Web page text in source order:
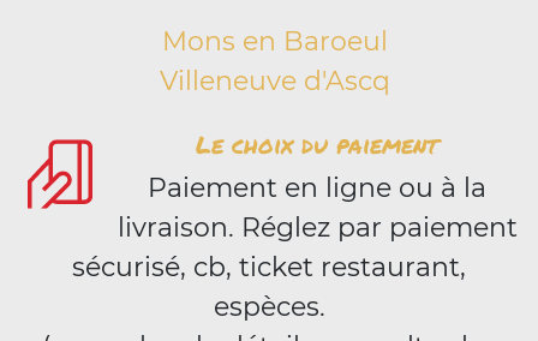
Mons en Baroeul
Villeneuve d'Ascq
Le choix du paiement
Paiement en ligne ou à la
livraison. Réglez par paiement
sécurisé, cb, ticket restaurant,
espèces.